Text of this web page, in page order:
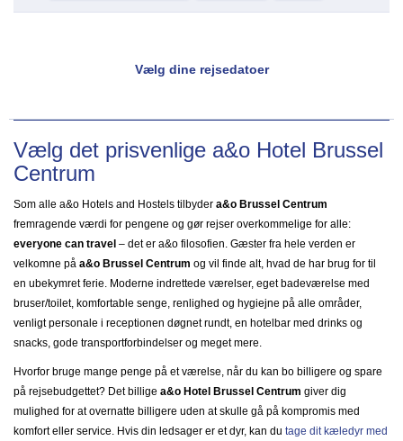
Vælg dine rejsedatoer
Vælg det prisvenlige a&o Hotel Brussel
Centrum
Som alle a&o Hotels and Hostels tilbyder a&o Brussel Centrum
fremragende værdi for pengene og gør rejser overkommelige for alle:
everyone can travel – det er a&o filosofien. Gæster fra hele verden er
velkomne på a&o Brussel Centrum og vil finde alt, hvad de har brug for til
en ubekymret ferie. Moderne indrettede værelser, eget badeværelse med
bruser/toilet, komfortable senge, renlighed og hygiejne på alle områder,
venligt personale i receptionen døgnet rundt, en hotelbar med drinks og
snacks, gode transportforbindelser og meget mere.
Hvorfor bruge mange penge på et værelse, når du kan bo billigere og spare
på rejsebudgettet? Det billige a&o Hotel Brussel Centrum giver dig
mulighed for at overnatte billigere uden at skulle gå på kompromis med
komfort eller service. Hvis din ledsager er et dyr, kan du tage dit kæledyr med